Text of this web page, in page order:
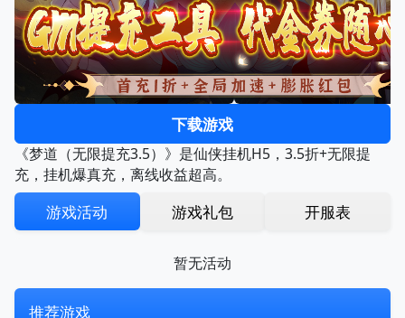
下载游戏
《梦道（无限提充3.5）》是仙侠挂机H5，3.5折+无限提
充，挂机爆真充，离线收益超高。
游戏活动 游戏礼包 开服表
暂无活动
推荐游戏